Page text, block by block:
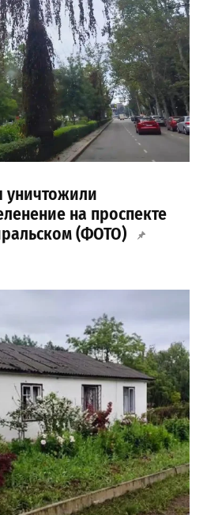
уничтожили
на проспекте
(ФОТО)